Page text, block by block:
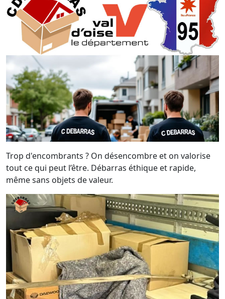
Trop d'encombrants ? On désencombre et on valorise
tout ce qui peut l’être. Débarras éthique et rapide,
même sans objets de valeur.